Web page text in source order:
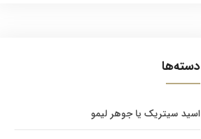
دسته‌ها
اسید سیتریک یا جوهر لیمو